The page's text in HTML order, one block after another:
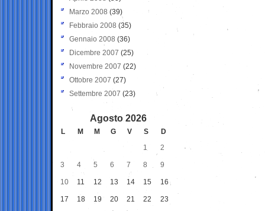
Marzo 2008 (39)
Febbraio 2008 (35)
Gennaio 2008 (36)
Dicembre 2007 (25)
Novembre 2007 (22)
Ottobre 2007 (27)
Settembre 2007 (23)
Agosto 2026
L M M G V S
D
1
2
3 4 5 6 7 8 9
10 11 12 13 14 15 16
17 18 19 20 21 22 23